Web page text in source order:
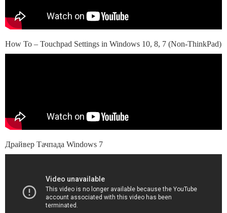
How To – Touchpad Settings in Windows 10, 8, 7 (Non-ThinkPad)
Драйвер Тачпада Windows 7